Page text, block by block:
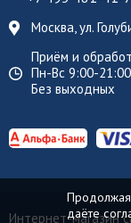
Москва, ул.
Приём и
Пн-Вс 9:00-21:00
Без выходных
Интернет-магазин
Продолжая
даёте